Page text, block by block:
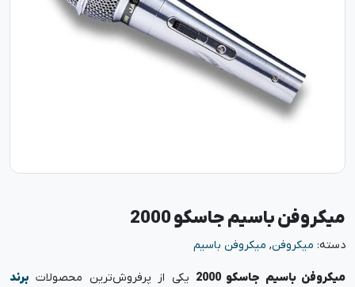
میکروفن باسیم جاسکو 2000
دسته: میکروفن, میکروفن باسیم
میکروفن باسیم جاسکو 2000 یکی از پرفروش‌ترین محصولات برند